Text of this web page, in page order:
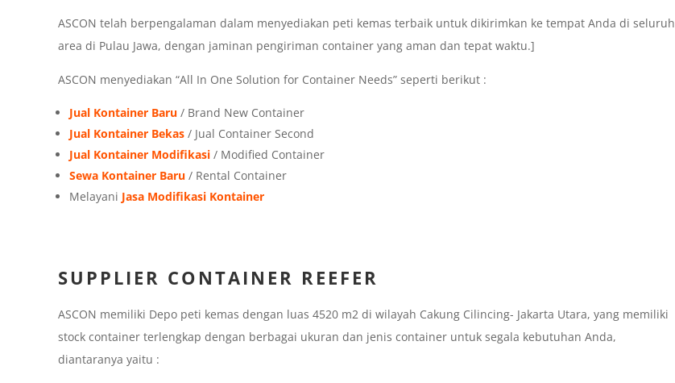
ASCON telah berpengalaman dalam menyediakan peti kemas terbaik untuk dikirimkan ke tempat Anda di seluruh
area di Pulau Jawa, dengan jaminan pengiriman container yang aman dan tepat waktu.]
ASCON menyediakan “All In One Solution for Container Needs” seperti berikut :
Jual Kontainer Baru/ Brand New Container
Jual Kontainer Bekas/ Jual Container Second
Jual Kontainer Modifikasi/ Modified Container
Sewa Kontainer Baru/ Rental Container
Melayani Jasa Modifikasi Kontainer
SUPPLIER CONTAINER REEFER
ASCON memiliki Depo peti kemas dengan luas 4520 m2 di wilayah Cakung Cilincing- Jakarta Utara, yang memiliki
stock container terlengkap dengan berbagai ukuran dan jenis container untuk segala kebutuhan Anda,
diantaranya yaitu :